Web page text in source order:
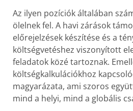
Az ilyen pozíciók általában
ölelnek fel. A havi zárások
előrejelzések készítése és a
költségvetéshez viszonyított
feladatok közé tartoznak.
költségkalkulációkhoz
magyarázata, ami szoros
mind a helyi, mind a globális